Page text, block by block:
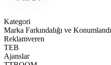
Kategori
Marka Farkındalığı ve
Reklamveren
TEB
Ajanslar